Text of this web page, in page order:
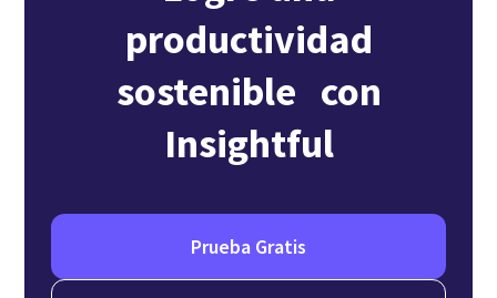
productividad
sostenible con
Insightful
Prueba Gratis